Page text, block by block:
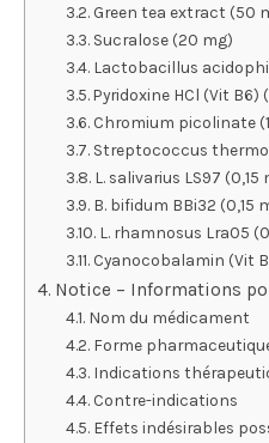
Green tea extract (50
Sucralose (20 mg)
Lactobacillus
Pyridoxine HCl (Vit B6)
Chromium picolinate
Streptococcus
L. salivarius LS97 (0,15
B. bifidum BBi32 (0,15
L. rhamnosus Lra05
Cyanocobalamin (Vit
Notice – Informations
Nom du médicament
Forme
Indications
Contre-indications
Effets indésirables